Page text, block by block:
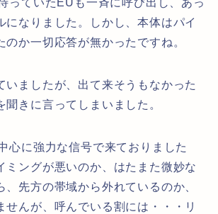
っていたEUも一斉に呼び出し、あっ
になりました。しかし、本体はパイ
のか一切応答が無かったですね。
ましたが、出て来そうもなかった
聞きに言ってしまいました。
に強力な信号で来ておりました
ミングが悪いのか、はたまた微妙な
、先方の帯域から外れているのか、
せんが、呼んでいる割には・・・リ